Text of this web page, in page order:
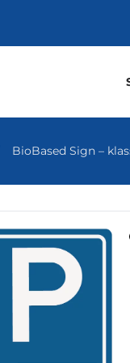
BioBased Sign –